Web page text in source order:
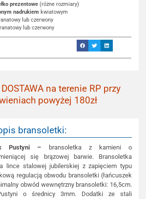
prezentowe (różne rozmiary)
nadrukiem kwiatowym
lub czerwony
lub czerwony
na terenie RP przy
powyżej 180zł
bransoletki:
Pustyni – bransoletka z kamieni o
się brązowej barwie. Bransoletka
lince stalowej jubilerskiej z zapięciem typu
regulacją obwodu bransoletki (łańcuszek
obwód wewnętrzny bransoletki: 16,5cm.
o średnicy 3mm. Dodatki ze stali